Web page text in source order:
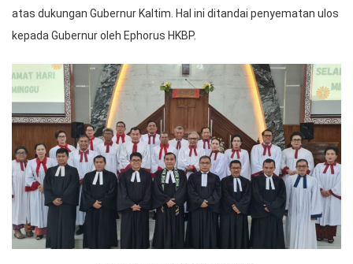
atas dukungan Gubernur Kaltim. Hal ini ditandai penyematan ulos
kepada Gubernur oleh Ephorus HKBP.